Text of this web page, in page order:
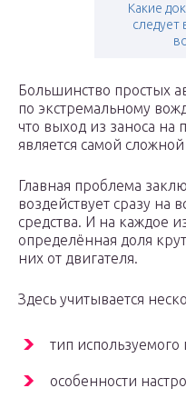
Какие
следует
Большинство простых
по экстремальному
что выход из заноса
является самой
Главная проблема
воздействует сразу на
средства. И на каждое
определённая доля
них от двигателя.
Здесь учитывается
тип
особенности